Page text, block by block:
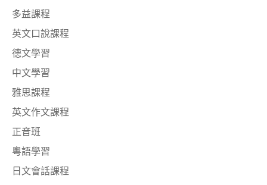
多益課程
英文口說課程
德文學習
中文學習
雅思課程
英文作文課程
正音班
粵語學習
日文會話課程